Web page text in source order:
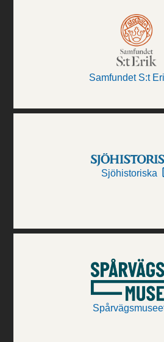
Samfundet S:t
Sjöhistoriska